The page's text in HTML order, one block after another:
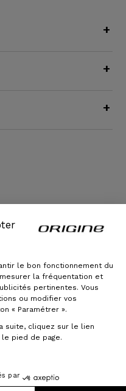
le bon fonctionnement du
la fréquentation et
pertinentes. Vous
ou modifier vos
« Paramétrer ».
suite, cliquez sur le lien
pied de page.
par
+
+
+